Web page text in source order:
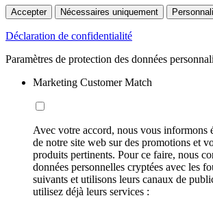
Accepter Nécessaires uniquement
Déclaration de confidentialité
Paramètres de protection des données
Marketing Customer Match
Avec votre accord, nous vous informons
de notre site web sur des promotions et
produits pertinents. Pour ce faire, nous
données personnelles cryptées avec les
suivants et utilisons leurs canaux de
utilisez déjà leurs services :